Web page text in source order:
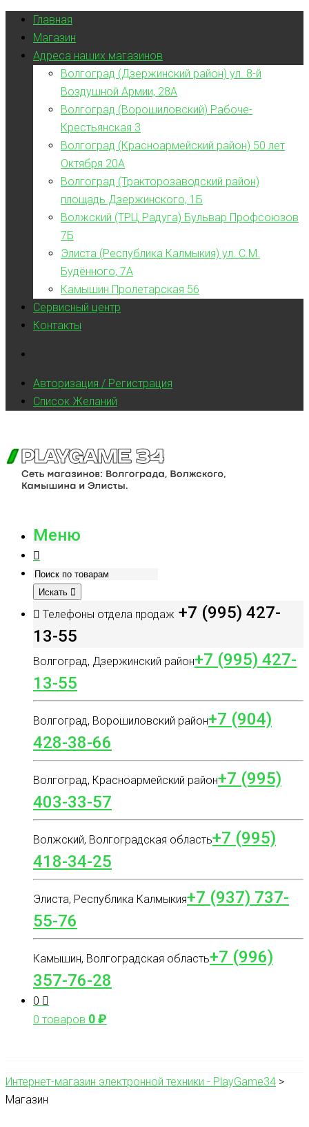
Главная
Магазин
Адреса наших магазинов
Волгоград (Дзержинский район) ул. 8-й
Воздушной Армии, 28А
Волгоград (Ворошиловский) Рабоче-
Крестьянская 3
Волгоград (Красноармейский район) 50 лет
Октября 20А
Волгоград (Тракторозаводский район)
площадь Дзержинского, 1Б
Волжский (ТРЦ Радуга) Бульвар Профсоюзов
7Б
Элиста (Республика Калмыкия) ул. С.М.
Будённого, 7А
Камышин Пролетарская 56
Сервисный центр
Контакты
Авторизация / Регистрация
Список Желаний
Меню
Искать
Телефоны отдела продаж +7 (995) 427-
13-55
Волгоград, Дзержинский район+7 (995) 427-
13-55
Волгоград, Ворошиловский район+7 (904)
428-38-66
Волгоград, Красноармейский район+7 (995)
403-33-57
Волжский, Волгоградская область+7 (995)
418-34-25
Элиста, Республика Калмыкия+7 (937) 737-
55-76
Камышин, Волгоградская область+7 (996)
357-76-28
0
0 товаров 0₽
Интернет-магазин электронной техники - PlayGame34 >
Магазин